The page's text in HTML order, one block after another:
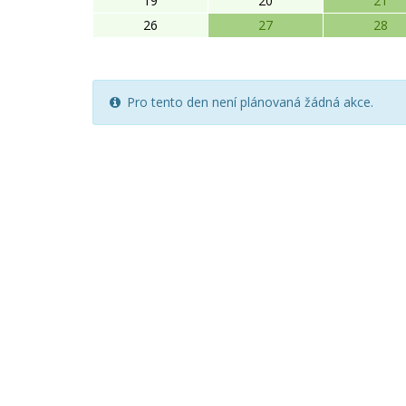
26
27 28
Pro tento den není plánovaná žádná akce.